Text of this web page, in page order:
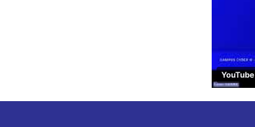
YouTube